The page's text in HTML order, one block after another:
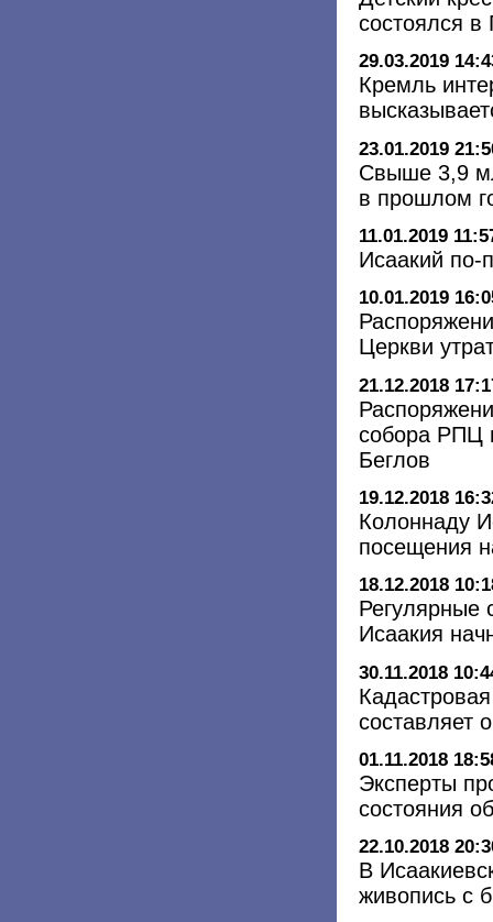
состоялся в
29.03.2019
Кремль
23.01.2019
Свыше 3,9
в прошлом
11.01.2019
Исаакий по-
10.01.2019
Церкви
21.12.2018
собора РПЦ
Беглов
19.12.2018
Колоннаду
посещения
18.12.2018
Регулярные
Исаакия
30.11.2018
составляет
01.11.2018
Эксперты
состояния
22.10.2018
В
живопись с